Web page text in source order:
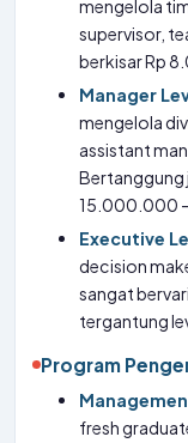
mengelola
supervisor,
berkisar Rp
Manager
mengelola
assistant
Bertanggung
15.000.000
Executive
decision
sangat
tergantung
Program
fresh